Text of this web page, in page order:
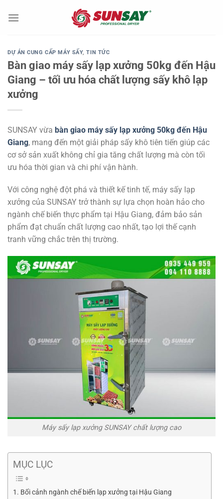
đến
DỰ ÁN CUNG CẤP MÁY SẤY,TIN TỨC
Bàn giao máy sấy lạp xưởng 50kg đến Hậu
Giang – tối ưu hóa chất lượng sấy khô lạp
xưởng
SUNSAY vừa bàn giao máy sấy lạp xưởng 50kg đến Hậu
Giang, mang đến một giải pháp sấy khô tiên tiến giúp các
cơ sở sản xuất không chỉ gia tăng chất lượng mà còn tối
ưu hóa thời gian và chi phí vận hành.
Với công nghệ đột phá và thiết kế tinh tế, máy sấy lạp
xưởng của SUNSAY trở thành sự lựa chọn hoàn hảo cho
ngành chế biến thực phẩm tại Hậu Giang, đảm bảo sản
phẩm đạt chuẩn chất lượng cao nhất, tạo lợi thế cạnh
tranh vững chắc trên thị trường.
Máy sấy lạp xưởng SUNSAY chất lượng cao
MỤC LỤC
Bối cảnh ngành chế biến lạp xưởng tại Hậu Giang